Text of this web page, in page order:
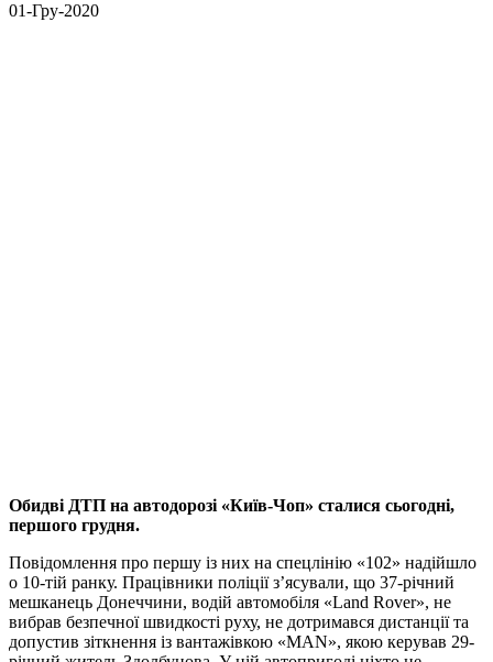
01-Гру-2020
Обидві ДТП на автодорозі «Київ-Чоп» сталися сьогодні,
першого грудня.
Повідомлення про першу із них на спецлінію «102» надійшло
о 10-тій ранку. Працівники поліції з’ясували, що 37-річний
мешканець Донеччини, водій автомобіля «Land Rover», не
вибрав безпечної швидкості руху, не дотримався дистанції та
допустив зіткнення із вантажівкою «MAN», якою керував 29-